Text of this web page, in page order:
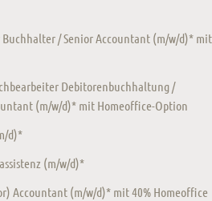
/ Senior Accountant (m/w/d)* mit
Debitorenbuchhaltung /
(m/w/d)* mit Homeoffice-Option
d)*
(m/w/d)*
Accountant (m/w/d)* mit 40% Homeoffice